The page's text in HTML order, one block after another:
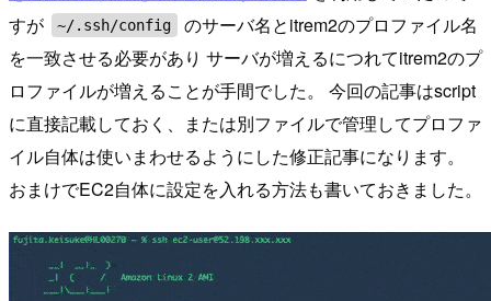
すが
~/.ssh/config
のサーバ名とitrem2のプロファイル名
を一致させる必要があり サーバが増えるにつれてitrem2のプ
ロファイルが増えることが手間でした。 今回の記事はscript
に直接記載しておく、または別ファイルで管理してプロファ
イル自体は使いまわせるようにした修正記事になります。
おまけでEC2自体に設定を入れる方法も書いておきました。